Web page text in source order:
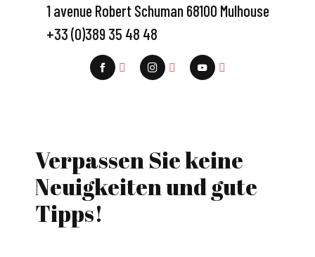
1 avenue Robert Schuman 68100 Mulhouse
+33 (0)389 35 48 48
Verpassen Sie keine
Neuigkeiten und gute
Tipps!